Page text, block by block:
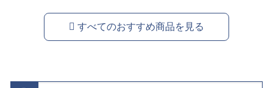
すべてのおすすめ商品を見る